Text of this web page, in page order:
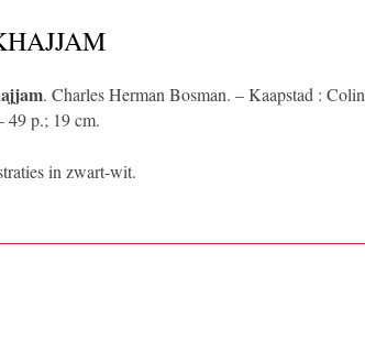
. Charles Herman Bosman. – Kaapstad : Colin
49 p.; 19 cm.
in zwart-wit.